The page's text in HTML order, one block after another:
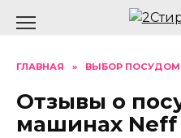
ГЛАВНАЯ » ВЫБОР
Отзывы о
машинах Neff